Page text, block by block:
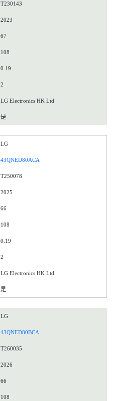
T230143
2023
67
108
0.19
2
LG Electronics HK Ltd
是
LG
43QNED80ACA
T250078
2025
66
108
0.19
2
LG Electronics HK Ltd
是
LG
43QNED80BCA
T260035
2026
66
108